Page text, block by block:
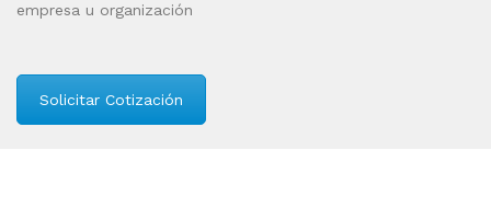
empresa u organización
Solicitar Cotización